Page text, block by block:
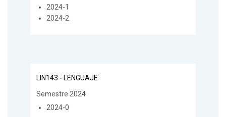
2024-1
2024-2
LIN143 - LENGUAJE
Semestre 2024
2024-0